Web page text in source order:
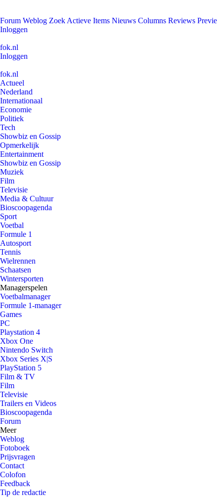
Forum Weblog Zoek Actieve Items Nieuws Columns Reviews
Inloggen
fok.nl
Inloggen
fok.nl
Actueel
Nederland
Internationaal
Economie
Politiek
Tech
Showbiz en Gossip
Opmerkelijk
Entertainment
Showbiz en Gossip
Muziek
Film
Televisie
Media & Cultuur
Bioscoopagenda
Sport
Voetbal
Formule 1
Autosport
Tennis
Wielrennen
Schaatsen
Wintersporten
Managerspelen
Voetbalmanager
Formule 1-manager
Games
PC
Playstation 4
Xbox One
Nintendo Switch
Xbox Series X|S
PlayStation 5
Film & TV
Film
Televisie
Trailers en Videos
Bioscoopagenda
Forum
Meer
Weblog
Fotoboek
Prijsvragen
Contact
Colofon
Feedback
Tip de redactie